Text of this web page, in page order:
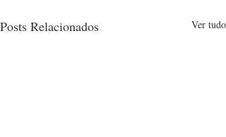
Posts Relacionados Ver tudo